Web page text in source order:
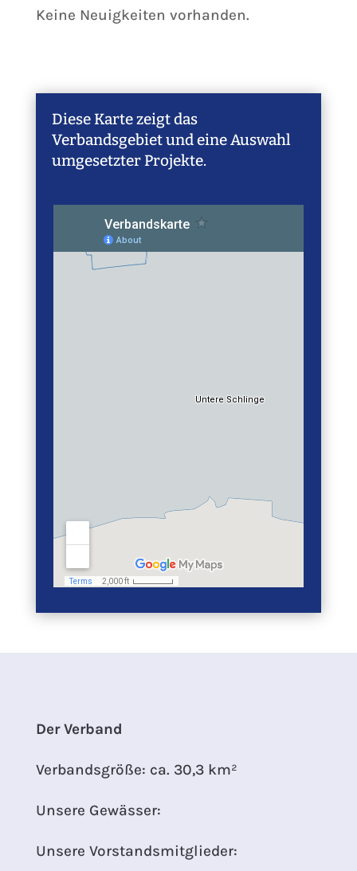
Keine Neuigkeiten vorhanden.
Diese Karte zeigt das
Verbandsgebiet und eine Auswahl
umgesetzter Projekte.
Der Verband
Verbandsgröße: ca. 30,3 km²
Unsere Gewässer:
Unsere Vorstandsmitglieder: